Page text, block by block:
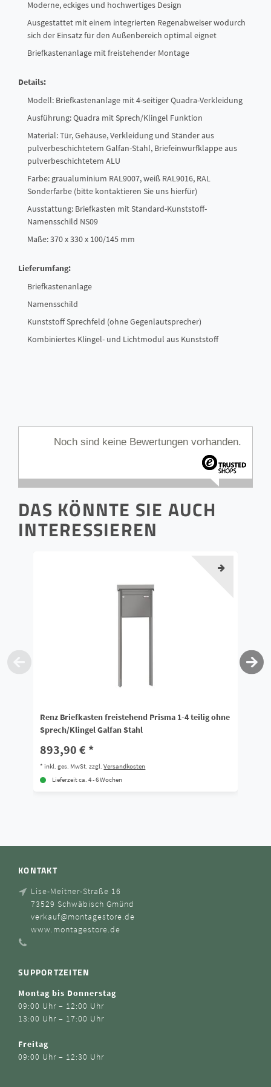
Moderne, eckiges und hochwertiges Design
Ausgestattet mit einem integrierten Regenabweiser wodurch
sich der Einsatz für den Außenbereich optimal eignet
Briefkastenanlage mit freistehender Montage
Details:
Modell: Briefkastenanlage mit 4-seitiger Quadra-Verkleidung
Ausführung: Quadra mit Sprech/Klingel Funktion
Material: Tür, Gehäuse, Verkleidung und Ständer aus
pulverbeschichtetem Galfan-Stahl, Briefeinwurfklappe aus
pulverbeschichtetem ALU
Farbe: graualuminium RAL9007, weiß RAL9016, RAL
Sonderfarbe (bitte kontaktieren Sie uns hierfür)
Ausstattung: Briefkasten mit Standard-Kunststoff-
Namensschild NS09
Maße: 370 x 330 x 100/145 mm
Lieferumfang:
Briefkastenanlage
Namensschild
Kunststoff Sprechfeld (ohne Gegenlautsprecher)
Kombiniertes Klingel- und Lichtmodul aus Kunststoff
Noch sind keine Bewertungen vorhanden.
DAS KÖNNTE SIE AUCH
INTERESSIEREN
Renz Briefkasten freistehend Prisma 1-4 teilig ohne
Sprech/Klingel Galfan Stahl
893,90 € *
*inkl. ges. MwSt. zzgl.Versandkosten
Lieferzeit ca. 4 - 6 Wochen
KONTAKT
Lise-Meitner-Straße 16
73529 Schwäbisch Gmünd
verkauf@montagestore.de
www.montagestore.de
SUPPORTZEITEN
Montag bis Donnerstag
09:00 Uhr – 12:00 Uhr
13:00 Uhr – 17:00 Uhr
Freitag
09:00 Uhr – 12:30 Uhr